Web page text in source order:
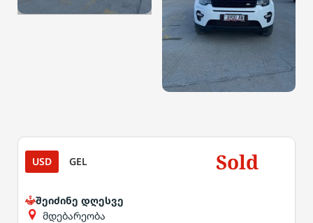
USD GEL Sold
შეიძინე დღესვე
მდებარეობა